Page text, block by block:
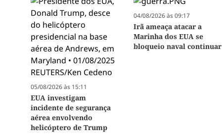
05/08/2026 às 15:11
EUA investigam
incidente de segurança
aérea envolvendo
helicóptero de Trump
04/08/2026 às 09:17
Irã ameaça atacar a
Marinha dos EUA se
bloqueio naval continuar